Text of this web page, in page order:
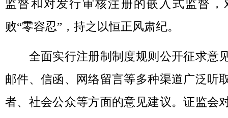
监督和对发行审核注册的嵌入式监督
败“零容忍”，持之以恒正风肃纪。
全面实行注册制制度规则公开征求意
邮件、信函、网络留言等多种渠道广泛听
者、社会公众等方面的意见建议。证监会